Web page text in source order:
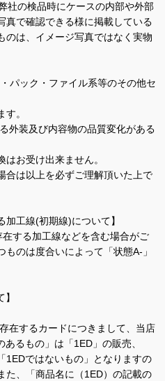
社の検品時にケースの内部や外部
真で確認できる様に掲載している
のは、イメージ写真ではなく実物
パック・ファイル系等のその他セ
。
外装及び内容物の品質変化がある
お受け出来ません。
合は以上を必ずご理解頂いた上で
加工線(初期線)について】
する加工線などを含む場合がご
のは度合いによって「状態A-」
在するカードにつきまして、当店
るもの」は「1ED」の販売、
1EDではないもの」となりますの
た、「商品名に（1ED）の記載の